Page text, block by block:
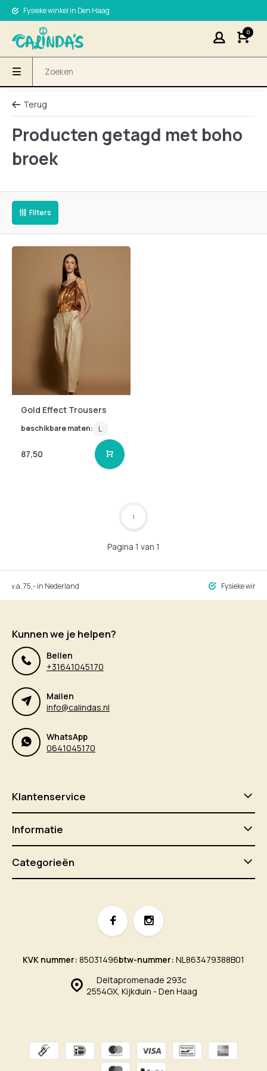
Fysieke winkel in Den Haag
0
Terug
Producten getagd met boho
broek
Filters
Gold Effect Trousers
beschikbare maten: L
87,50
Pagina 1 van 1
1
v.a. 75,- in Nederland Fysieke
Kunnen we je helpen?
Bellen
+31641045170
Mailen
info@calindas.nl
WhatsApp
0641045170
Klantenservice
Informatie
Categorieën
Deltapromenade 293c
2554GX, Kijkduin - Den Haag
KVK nummer: 85031496btw-nummer: NL863479388B01